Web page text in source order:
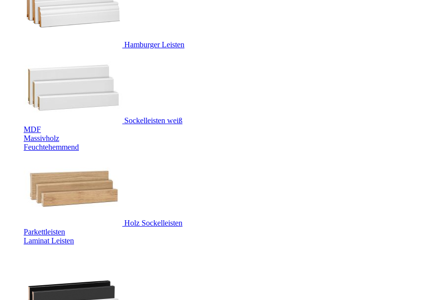
Hamburger Leisten
Sockelleisten weiß
MDF
Massivholz
Feuchtehemmend
Holz Sockelleisten
Parkettleisten
Laminat Leisten